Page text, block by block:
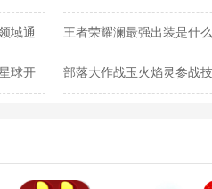
域通 王者荣耀澜最强出装是什
球开 部落大作战玉火焰灵参战